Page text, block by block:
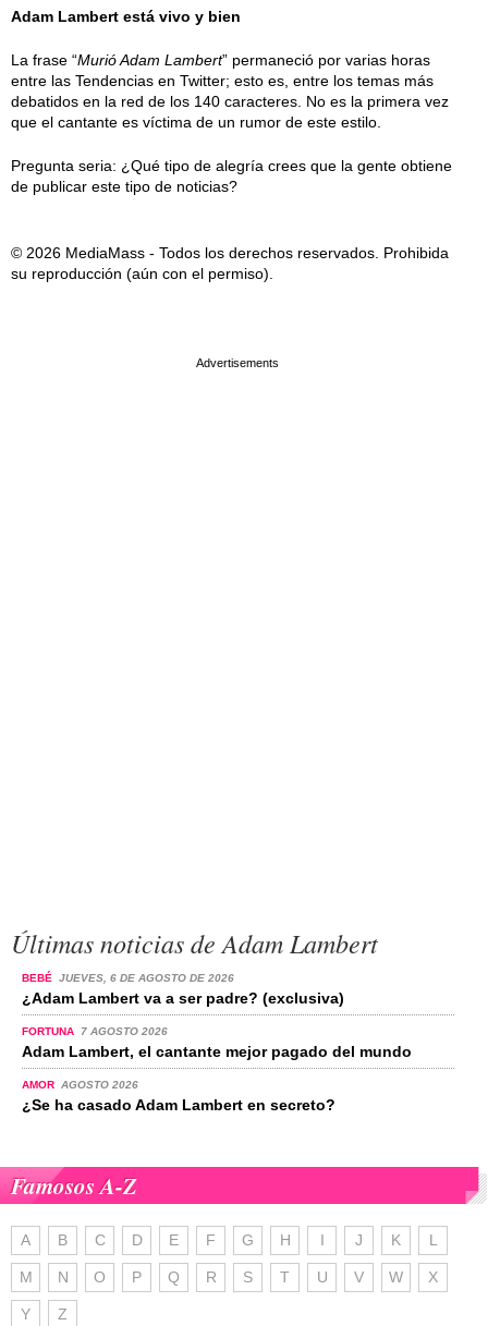
Adam Lambert está vivo y bien
La frase “Murió Adam Lambert” permaneció por varias horas
entre las Tendencias en Twitter; esto es, entre los temas más
debatidos en la red de los 140 caracteres. No es la primera vez
que el cantante es víctima de un rumor de este estilo.
Pregunta seria: ¿Qué tipo de alegría crees que la gente obtiene
de publicar este tipo de noticias?
© 2026 MediaMass - Todos los derechos reservados. Prohibida
su reproducción (aún con el permiso).
Últimas noticias de Adam Lambert
BEBÉ JUEVES, 6 DE AGOSTO DE 2026
¿Adam Lambert va a ser padre? (exclusiva)
FORTUNA 7 AGOSTO 2026
Adam Lambert, el cantante mejor pagado del mundo
AMOR AGOSTO 2026
¿Se ha casado Adam Lambert en secreto?
Famosos A-Z
A B C D E F G H I J K L
M N O P Q R S T U V W X
Y Z